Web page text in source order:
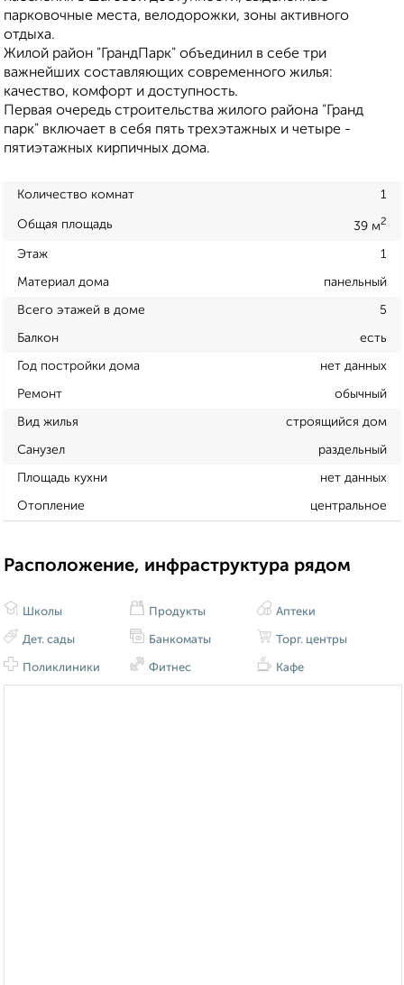
парковочные места, велодорожки, зоны активного
отдыха.
Жилой район "ГрандПарк" объединил в себе три
важнейших составляющих современного жилья:
качество, комфорт и доступность.
Первая очередь строительства жилого района "Гранд
парк" включает в себя пять трехэтажных и четыре -
пятиэтажных кирпичных дома.
Количество комнат 1
Общая площадь 39 м2
Этаж 1
Материал дома панельный
Всего этажей в доме 5
Балкон есть
Год постройки дома нет данных
Ремонт обычный
Вид жилья строящийся дом
Санузел раздельный
Площадь кухни нет данных
Отопление центральное
Расположение, инфраструктура рядом
Школы
Дет. сады
Поликлиники
Продукты
Банкоматы
Фитнес
Аптеки
Торг. центры
Кафе